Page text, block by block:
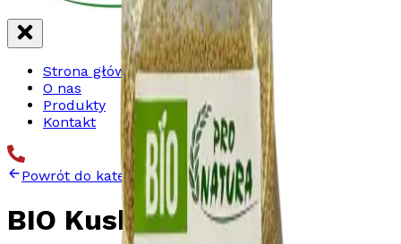
Strona główna
O nas
Produkty
Kontakt
Powrót do kategorii
BIO Kuskus 500g